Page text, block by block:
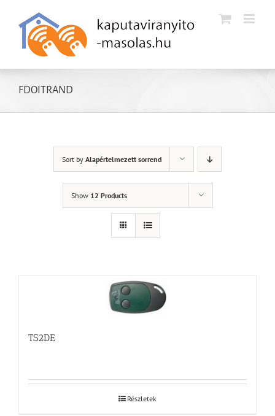
Kihagyás
FDOITRAND
Sort by Alapértelmezett sorrend
Show 12 Products
TS2DE
Részletek